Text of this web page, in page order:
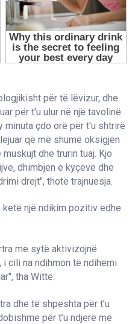
për të lëvizur, dhe
për t'u ulur në një tavolinë
minuta çdo orë për t'u shtrirë
që më shumë oksigjen
dhe trurin tuaj. Kjo
dhimbjen e kyçeve dhe
drejt", thotë trajnuesja.
ketë një ndikim pozitiv edhe
me sytë aktivizojnë
cili na ndihmon të ndihemi
tha Witte.
dhe të shpeshta për t’u
për t’u ndjerë më